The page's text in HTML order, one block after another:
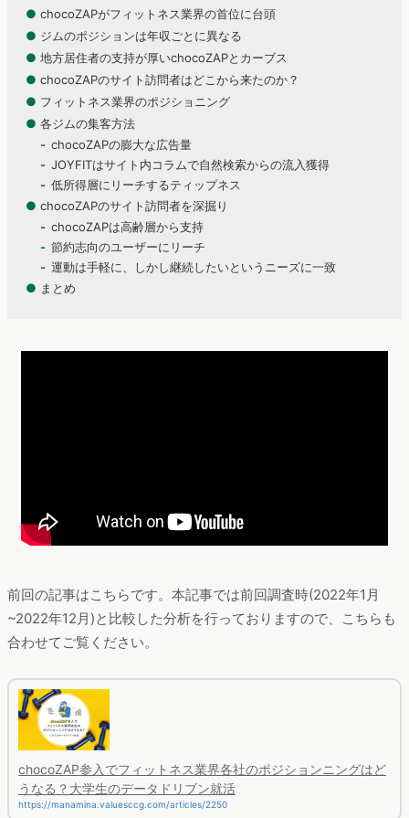
● chocoZAPがフィットネス業界の首位に台頭
● ジムのポジションは年収ごとに異なる
● 地方居住者の支持が厚いchocoZAPとカーブス
● chocoZAPのサイト訪問者はどこから来たのか？
● フィットネス業界のポジショニング
● 各ジムの集客方法
chocoZAPの膨大な広告量
JOYFITはサイト内コラムで自然検索からの流入獲得
低所得層にリーチするティップネス
● chocoZAPのサイト訪問者を深掘り
chocoZAPは高齢層から支持
節約志向のユーザーにリーチ
運動は手軽に、しかし継続したいというニーズに一致
● まとめ
前回の記事はこちらです。本記事では前回調査時(2022年1月
~2022年12月)と比較した分析を行っておりますので、こちらも
合わせてご覧ください。
chocoZAP参入でフィットネス業界各社のポジションニングはど
うなる？大学生のデータドリブン就活
https://manamina.valuesccg.com/articles/2250